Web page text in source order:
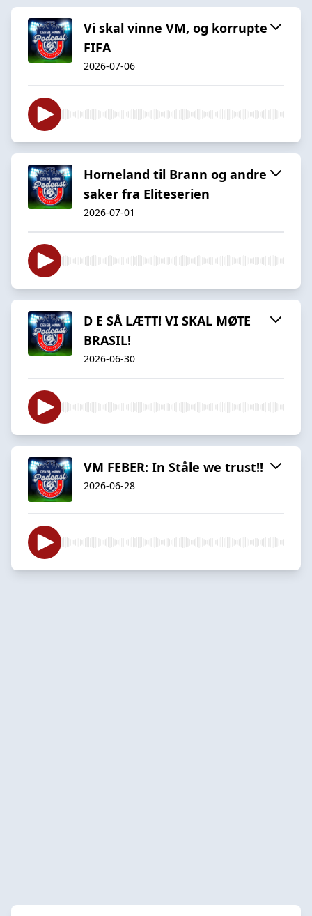
Vi skal vinne VM, og korrupte
FIFA
2026-07-06
Horneland til Brann og andre
saker fra Eliteserien
2026-07-01
D E SÅ LÆTT! VI SKAL MØTE
BRASIL!
2026-06-30
VM FEBER: In Ståle we trust!!
2026-06-28